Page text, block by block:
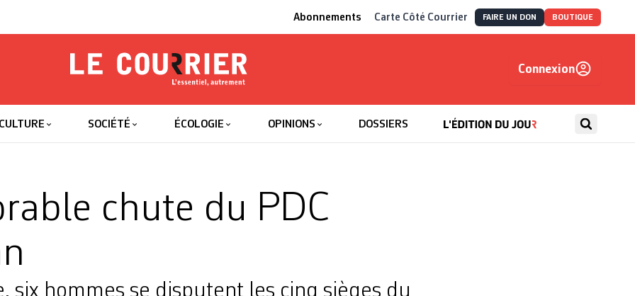
Abonnements Carte Côté Courrier FAIRE UN DON BOUTIQUE
Le Courrier
Connexion
CULTURE SOCIÉTÉ ÉCOLOGIE OPINIONS DOSSIERS
chute du PDC